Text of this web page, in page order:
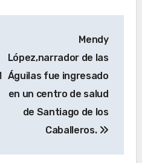
Mendy
López,narrador de las
Águilas fue ingresado
en un centro de salud
de Santiago de los
Caballeros.